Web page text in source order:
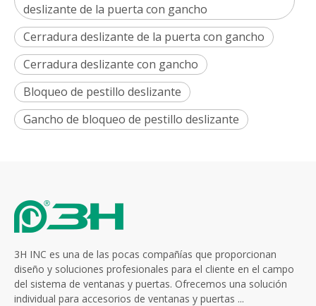
deslizante de la puerta con gancho
Cerradura deslizante de la puerta con gancho
Cerradura deslizante con gancho
Bloqueo de pestillo deslizante
Gancho de bloqueo de pestillo deslizante
3H INC es una de las pocas compañías que proporcionan
diseño y soluciones profesionales para el cliente en el campo
del sistema de ventanas y puertas. Ofrecemos una solución
individual para accesorios de ventanas y puertas ...